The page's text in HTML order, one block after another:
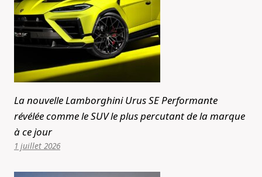
La nouvelle Lamborghini Urus SE Performante
révélée comme le SUV le plus percutant de la marque
à ce jour
1 juillet 2026